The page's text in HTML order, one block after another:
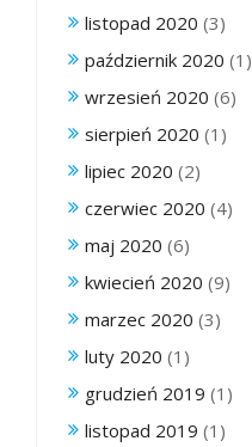
listopad 2020 (3)
październik 2020 (1)
wrzesień 2020 (6)
sierpień 2020 (1)
lipiec 2020 (2)
czerwiec 2020 (4)
maj 2020 (6)
kwiecień 2020 (9)
marzec 2020 (3)
luty 2020 (1)
grudzień 2019 (1)
listopad 2019 (1)